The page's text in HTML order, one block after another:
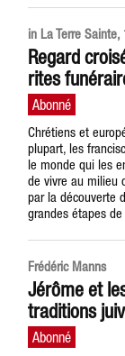
in La Terre
Regard
rites
Chrétiens et
plupart, les
le monde qui les
de vivre au milieu
par la découverte
grandes étapes
Frédéric Manns
Jérôme et
traditions